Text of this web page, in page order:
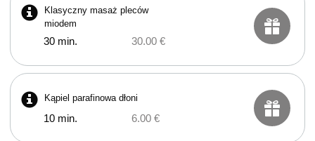
Klasyczny masaż pleców
miodem
30 min. 30.00 €
Kąpiel parafinowa dłoni
10 min. 6.00 €